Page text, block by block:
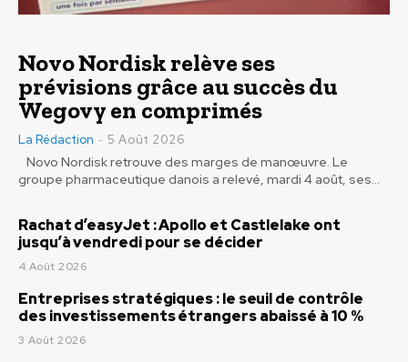
Novo Nordisk relève ses
prévisions grâce au succès du
Wegovy en comprimés
La Rédaction - 5 Août 2026
Novo Nordisk retrouve des marges de manœuvre. Le
groupe pharmaceutique danois a relevé, mardi 4 août, ses...
Rachat d’easyJet : Apollo et Castlelake ont
jusqu’à vendredi pour se décider
4 Août 2026
Entreprises stratégiques : le seuil de contrôle
des investissements étrangers abaissé à 10 %
3 Août 2026